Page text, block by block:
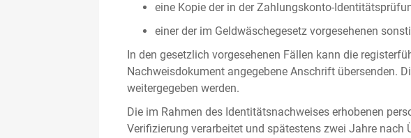
eine Kopie der in der Zahlungskonto-
einer der im Geldwäschegesetz vorgesehenen
In den gesetzlich vorgesehenen Fällen kann die
Nachweisdokument angegebene Anschrift übersenden.
weitergegeben werden.
Die im Rahmen des Identitätsnachweises erhobenen
Verifizierung verarbeitet und spätestens zwei Jahre